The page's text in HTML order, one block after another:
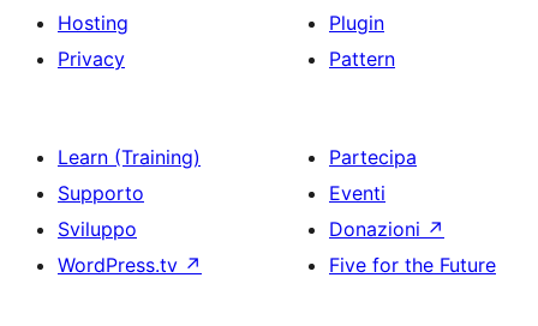
Hosting
Privacy
Plugin
Pattern
Learn (Training)
Supporto
Sviluppo
WordPress.tv ↗
Partecipa
Eventi
Donazioni ↗
Five for the Future